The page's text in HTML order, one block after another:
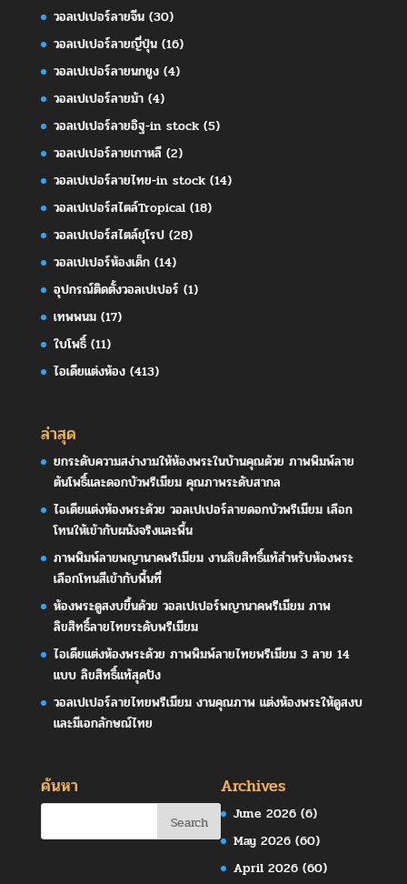
วอลเปเปอร์ลายจีน(30)
วอลเปเปอร์ลายญี่ปุ่น(16)
วอลเปเปอร์ลายนกยูง(4)
วอลเปเปอร์ลายม้า(4)
วอลเปเปอร์ลายอิฐ-in stock(5)
วอลเปเปอร์ลายเกาหลี(2)
วอลเปเปอร์ลายไทย-in stock(14)
วอลเปเปอร์สไตล์Tropical(18)
วอลเปเปอร์สไตล์ยุโรป(28)
วอลเปเปอร์ห้องเด็ก(14)
อุปกรณ์ติดตั้งวอลเปเปอร์ (1)
เทพพนม(17)
ใบโพธิ์(11)
ไอเดียแต่งห้อง(413)
ล่าสุด
ยกระดับความสง่างามให้ห้องพระในบ้านคุณด้วย ภาพพิมพ์ลาย
ต้นโพธิ์และดอกบัวพรีเมียม คุณภาพระดับสากล
ไอเดียแต่งห้องพระด้วย วอลเปเปอร์ลายดอกบัวพรีเมียม เลือก
โทนให้เข้ากับผนังจริงและพื้น
ภาพพิมพ์ลายพญานาคพรีเมียม งานลิขสิทธิ์แท้สำหรับห้องพระ
เลือกโทนสีเข้ากับพื้นที่
ห้องพระดูสงบขึ้นด้วย วอลเปเปอร์พญานาคพรีเมียม ภาพ
ลิขสิทธิ์ลายไทยระดับพรีเมียม
ไอเดียแต่งห้องพระด้วย ภาพพิมพ์ลายไทยพรีเมียม 3 ลาย 14
แบบ ลิขสิทธิ์แท้สุดปัง
วอลเปเปอร์ลายไทยพรีเมียม งานคุณภาพ แต่งห้องพระให้ดูสงบ
และมีเอกลักษณ์ไทย
ค้นหา Archives
June 2026 (6)
May 2026 (60)
April 2026 (60)